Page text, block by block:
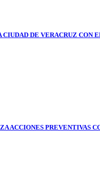
CIUDAD DE VERACRUZ CON
ACCIONES PREVENTIVAS